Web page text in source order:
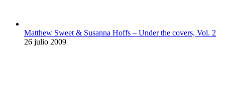
Matthew Sweet & Susanna Hoffs – Under the covers, Vol. 2
26 julio 2009